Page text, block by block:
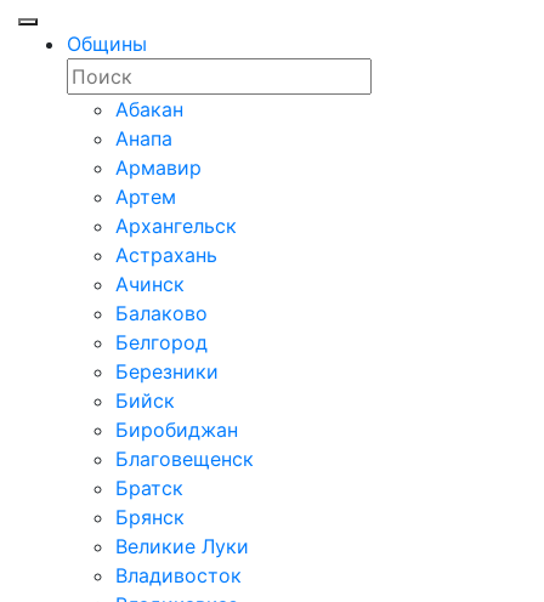
Общины
Абакан
Анапа
Армавир
Артем
Архангельск
Астрахань
Ачинск
Балаково
Белгород
Березники
Бийск
Биробиджан
Благовещенск
Братск
Брянск
Великие Луки
Владивосток